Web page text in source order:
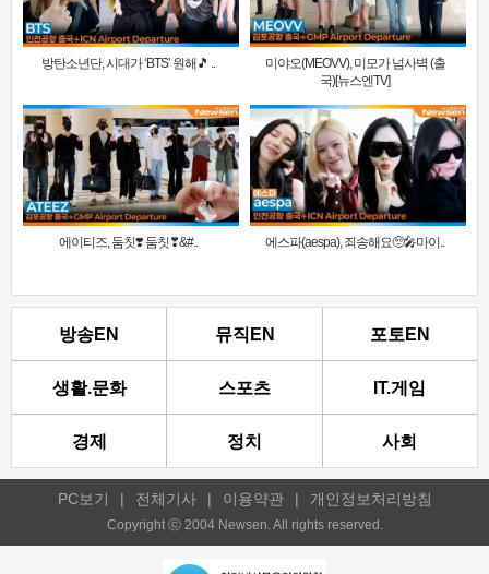
방탄소년단, 시대가 ‘BTS’ 원해🎵 ..
미야오(MEOVV), 미모가 넘사벽 (출
국)[뉴스엔TV]
에이티즈, 둠칫❣️ 둠칫❣&#.. 에스파(aespa), 죄송해요🥺🎤마이..
방송EN 뮤직EN 포토EN
생활.문화 스포츠 IT.게임
경제 정치 사회
PC보기 | 전체기사 | 이용약관 | 개인정보처리방침
Copyright ⓒ 2004 Newsen. All rights reserved.